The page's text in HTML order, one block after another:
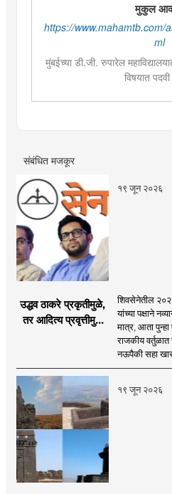
मुकुल
https://www.mahamtb.com/
ml
मुंबईच्या डी.जी. रुपारेल
विषयात पदवी
संबंधित मजकूर
१९ जून २०२६
उद्धव ठाकरे प्रकृतीमुळे,
तर आदित्य प्रवृत्तीमुळे
शिवसेनेतील
यांच्या पक्षाने
मात्र, आता पुन्हा
राजकीय
नऊपैकी सहा
१९ जून २०२६